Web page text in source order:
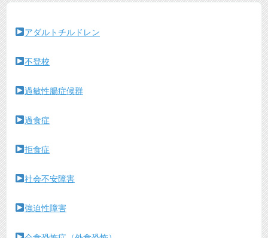
アダルトチルドレン
不登校
過敏性腸症候群
過食症
拒食症
社会不安障害
強迫性障害